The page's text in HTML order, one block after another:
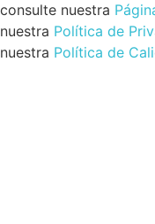
consulte nuestra
nuestra Política de
nuestra Política de